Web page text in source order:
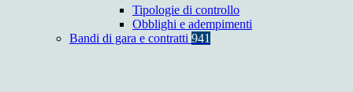
Tipologie di controllo
Obblighi e adempimenti
Bandi di gara e contratti 941